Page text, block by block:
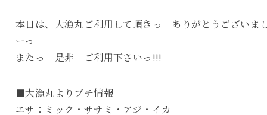
本日は、大漁丸ご利用して頂きっ ありがとうございま
ーっ
またっ 是非 ご利用下さいっ!!!
■大漁丸よりプチ情報
エサ：ミック・ササミ・アジ・イカ